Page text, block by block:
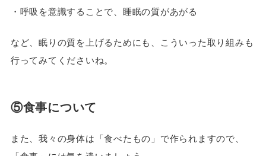
・呼吸を意識することで、睡眠の質があがる
など、眠りの質を上げるためにも、こういった取り組みも
行ってみてくださいね。
⑤食事について
また、我々の身体は「食べたもの」で作られますので、